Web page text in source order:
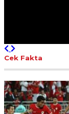
Previous
Next
Cek Fakta